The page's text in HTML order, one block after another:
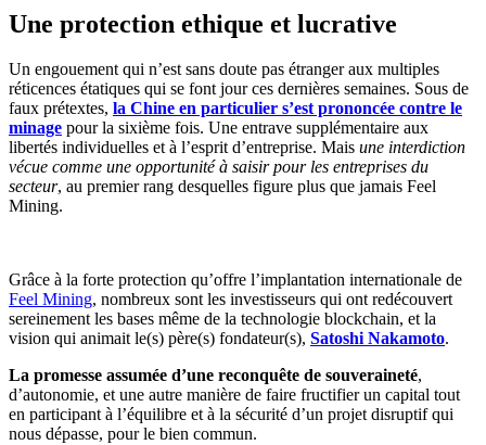
Une protection ethique et lucrative
Un engouement qui n’est sans doute pas étranger aux multiples
réticences étatiques qui se font jour ces dernières semaines. Sous de
faux prétextes, la Chine en particulier s’est prononcée contre le
minage pour la sixième fois. Une entrave supplémentaire aux
libertés individuelles et à l’esprit d’entreprise. Mais une interdiction
vécue comme une opportunité à saisir pour les entreprises du
secteur, au premier rang desquelles figure plus que jamais Feel
Mining.
Grâce à la forte protection qu’offre l’implantation internationale de
Feel Mining, nombreux sont les investisseurs qui ont redécouvert
sereinement les bases même de la technologie blockchain, et la
vision qui animait le(s) père(s) fondateur(s), Satoshi Nakamoto.
La promesse assumée d’une reconquête de souveraineté,
d’autonomie, et une autre manière de faire fructifier un capital tout
en participant à l’équilibre et à la sécurité d’un projet disruptif qui
nous dépasse, pour le bien commun.